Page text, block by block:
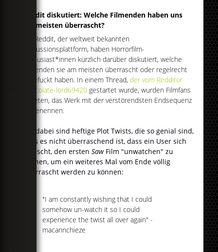
Reddit diskutiert: Welche Filmenden haben uns
am meisten überrascht?
Auf Reddit, der weltweit bekannten
Diskussionsplattform, haben Horrorfilm-
Enthusiast*innen kürzlich darüber diskutiert, welche
Filmenden sie am meisten überrascht oder regelrecht
abgefuckt haben. In einem Thread,der vom Redditor
Chocolate-lord69420 gestartet wurde, wurden Filmfans
gebeten, das Werk mit der verstörendsten Endsequenz
zu benennen.
Mit dabei sind heftige Plot Twists, die so genial sind,
dass es nicht überraschend ist, dass ein User sich
wünscht, den erstenSawFilm "unwatchen" zu
können, um ein weiteres Mal vom Ende völlig
überrascht werden zu können:
"I am constantly wishing that I could
somehow un-watch it so I could
experience the twist all over again" -
macannchieze